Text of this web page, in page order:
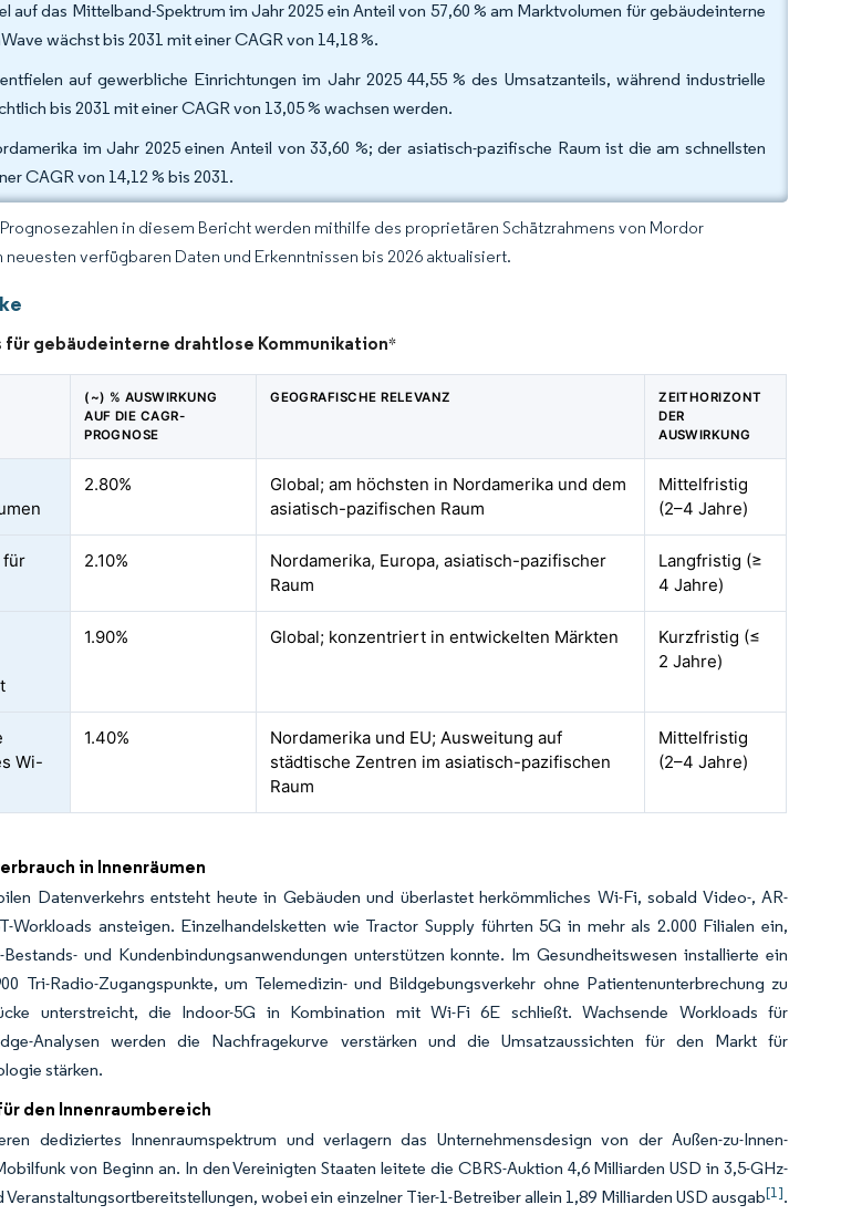
auf das Mittelband-Spektrum im Jahr 2025 ein Anteil von 57,60 % am Marktvolumen für gebäudeinterne
wächst bis 2031 mit einer CAGR von 14,18 %.
auf gewerbliche Einrichtungen im Jahr 2025 44,55 % des Umsatzanteils, während industrielle
bis 2031 mit einer CAGR von 13,05 % wachsen werden.
im Jahr 2025 einen Anteil von 33,60 %; der asiatisch-pazifische Raum ist die am schnellsten
CAGR von 14,12 % bis 2031.
in diesem Bericht werden mithilfe des proprietären Schätzrahmens von Mordor
verfügbaren Daten und Erkenntnissen bis 2026 aktualisiert.
für gebäudeinterne drahtlose Kommunikation*
(~) % AUSWIRKUNG
AUF DIE CAGR-
PROGNOSE
GEOGRAFISCHE RELEVANZ
ZEITHORIZONT
DER
AUSWIRKUNG
2.80%
Global; am höchsten in Nordamerika und dem
asiatisch-pazifischen Raum
Mittelfristig
(2–4 Jahre)
für
2.10%
Nordamerika, Europa, asiatisch-pazifischer
Raum
Langfristig (≥
4 Jahre)
1.90% Global; konzentriert in entwickelten Märkten
Kurzfristig (≤
2 Jahre)
Wi-
1.40%
Nordamerika und EU; Ausweitung auf
städtische Zentren im asiatisch-pazifischen
Raum
Mittelfristig
(2–4 Jahre)
in Innenräumen
Datenverkehrs entsteht heute in Gebäuden und überlastet herkömmliches Wi-Fi, sobald Video-, AR-
Workloads ansteigen. Einzelhandelsketten wie Tractor Supply führten 5G in mehr als 2.000 Filialen ein,
und Kundenbindungsanwendungen unterstützen konnte. Im Gesundheitswesen installierte ein
Tri-Radio-Zugangspunkte, um Telemedizin- und Bildgebungsverkehr ohne Patientenunterbrechung zu
unterstreicht, die Indoor-5G in Kombination mit Wi-Fi 6E schließt. Wachsende Workloads für
Analysen werden die Nachfragekurve verstärken und die Umsatzaussichten für den Markt für
stärken.
den Innenraumbereich
dediziertes Innenraumspektrum und verlagern das Unternehmensdesign von der Außen-zu-Innen-
von Beginn an. In den Vereinigten Staaten leitete die CBRS-Auktion 4,6 Milliarden USD in 3,5-GHz-
Veranstaltungsortbereitstellungen, wobei ein einzelner Tier-1-Betreiber allein 1,89 Milliarden USD ausgab[1].